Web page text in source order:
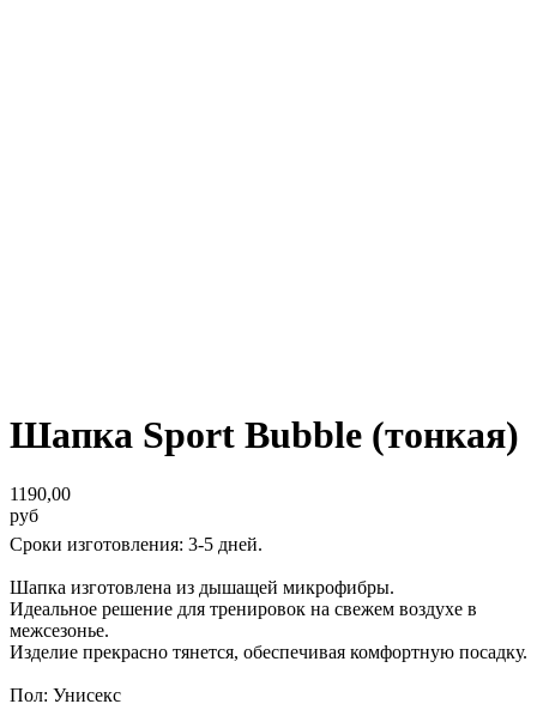
Шапка Sport Bubble (тонкая)
1190,00
руб
Сроки изготовления: 3-5 дней.
Шапка изготовлена из дышащей микрофибры.
Идеальное решение для тренировок на свежем воздухе в
межсезонье.
Изделие прекрасно тянется, обеспечивая комфортную посадку.
Пол: Унисекс